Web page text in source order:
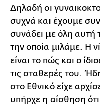
Δηλαδή οι
συχνά και έχουμε
συνάδει με όλη αυτή
την οποία μιλάμε. Η
είναι το πώς και ο
τις σταθερές του.
στο Εθνικό είχε
υπήρχε η αίσθηση ότι